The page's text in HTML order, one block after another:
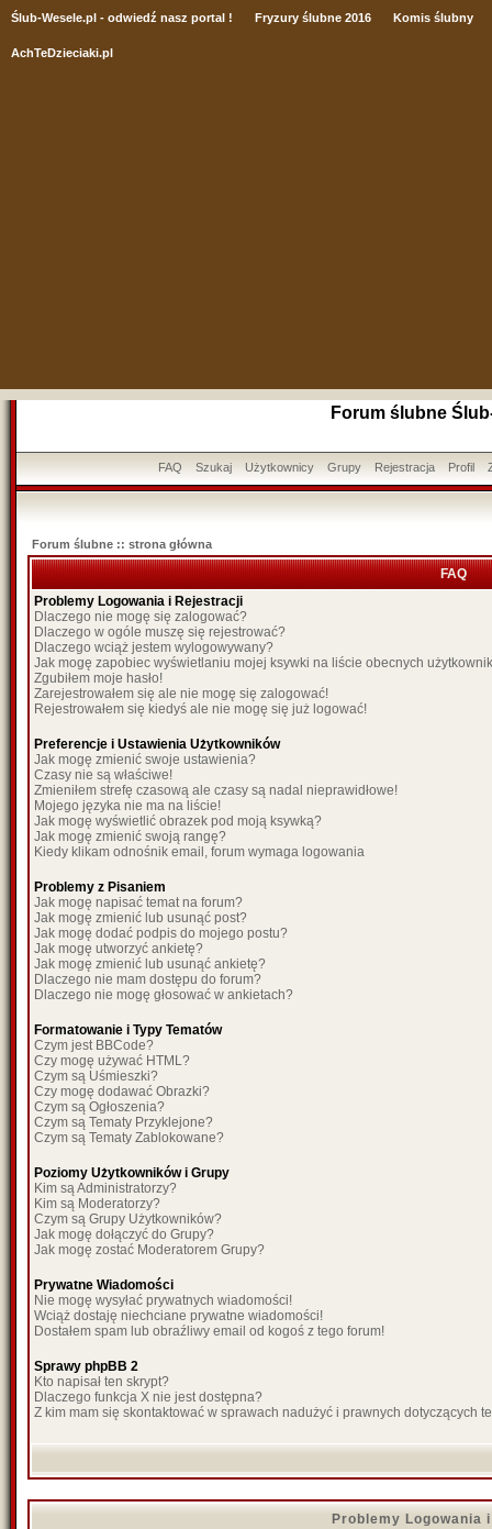
Ślub-Wesele.pl - odwiedź nasz portal ! Fryzury ślubne 2016 Komis ślubny
AchTeDzieciaki.pl
Forum ślubne
FAQ Szukaj Użytkownicy Grupy Rejestracja Profil
Forum ślubne :: strona główna
FAQ
Problemy Logowania i Rejestracji
Dlaczego nie mogę się zalogować?
Dlaczego w ogóle muszę się rejestrować?
Dlaczego wciąż jestem wylogowywany?
Jak mogę zapobiec wyświetlaniu mojej ksywki na liście obecnych
Zgubiłem moje hasło!
Zarejestrowałem się ale nie mogę się zalogować!
Rejestrowałem się kiedyś ale nie mogę się już logować!
Preferencje i Ustawienia Użytkowników
Jak mogę zmienić swoje ustawienia?
Czasy nie są właściwe!
Zmieniłem strefę czasową ale czasy są nadal nieprawidłowe!
Mojego języka nie ma na liście!
Jak mogę wyświetlić obrazek pod moją ksywką?
Jak mogę zmienić swoją rangę?
Kiedy klikam odnośnik email, forum wymaga logowania
Problemy z Pisaniem
Jak mogę napisać temat na forum?
Jak mogę zmienić lub usunąć post?
Jak mogę dodać podpis do mojego postu?
Jak mogę utworzyć ankietę?
Jak mogę zmienić lub usunąć ankietę?
Dlaczego nie mam dostępu do forum?
Dlaczego nie mogę głosować w ankietach?
Formatowanie i Typy Tematów
Czym jest BBCode?
Czy mogę używać HTML?
Czym są Uśmieszki?
Czy mogę dodawać Obrazki?
Czym są Ogłoszenia?
Czym są Tematy Przyklejone?
Czym są Tematy Zablokowane?
Poziomy Użytkowników i Grupy
Kim są Administratorzy?
Kim są Moderatorzy?
Czym są Grupy Użytkowników?
Jak mogę dołączyć do Grupy?
Jak mogę zostać Moderatorem Grupy?
Prywatne Wiadomości
Nie mogę wysyłać prywatnych wiadomości!
Wciąż dostaję niechciane prywatne wiadomości!
Dostałem spam lub obraźliwy email od kogoś z tego forum!
Sprawy phpBB 2
Kto napisał ten skrypt?
Dlaczego funkcja X nie jest dostępna?
Z kim mam się skontaktować w sprawach nadużyć i prawnych dotyczących
Problemy Logowania